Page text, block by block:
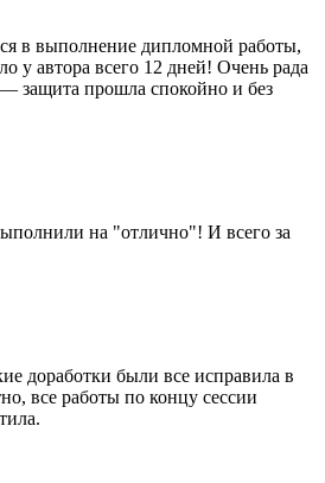
в выполнение дипломной работы,
у автора всего 12 дней! Очень рада
— защита прошла спокойно и без
на "отлично"! И всего за
доработки были все исправила в
все работы по концу сессии